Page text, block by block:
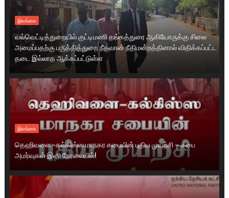
இலங்கை
வல்வெட்டித்துறையில் குட்டிமணி தங்கத்துரை ஆகியோருக்கு சிலை
அமைப்பதற்கு பருத்தித்துறை நீதவான் நீதிமன்றத்தினால் விதிக்கப்பட்ட
தடை இல்லாத ஆக்கப்பட்டுள்ள
இலங்கை
தெஹிவளை–கல்கிஸ்ஸ மாநகர சபையின் புதிய முயற்சி – சபை
அமர்வுகள் இனி நேரலையில்!